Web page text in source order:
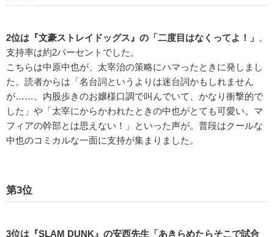
2位は『文豪ストレイドッグス』の「二度目はなくってよ！」 。
支持率は約2パーセントでした。
こちらは中原中也が、太宰治の策略にハマったときに発しまし
た。読者からは「名台詞というよりは迷台詞かもしれません
が……。内股歩きのお嬢様口調で叫んでいて、かなり衝撃的で
した」や「太宰にからかわれたときの中也がとても可愛い。マ
フィアの幹部とは思えない！」といった声が。普段はクールな
中也のコミカルな一面に支持が集まりました。
第3位
3位は『SLAM DUNK』の安西先生「あきらめたらそこで試合